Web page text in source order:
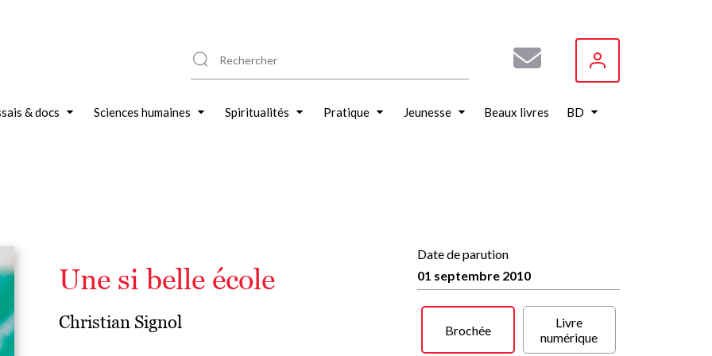
& docs Sciences humaines Spiritualités Pratique Jeunesse Beaux livres BD
Une si belle école
Christian Signol
Date de parution
01 septembre 2010
Brochée
Livre
numérique